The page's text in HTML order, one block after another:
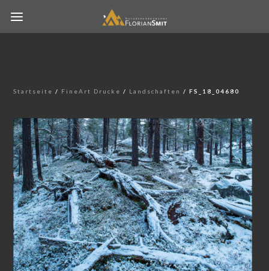
Startseite / FineArt Drucke / Landschaften / FS_18_04680